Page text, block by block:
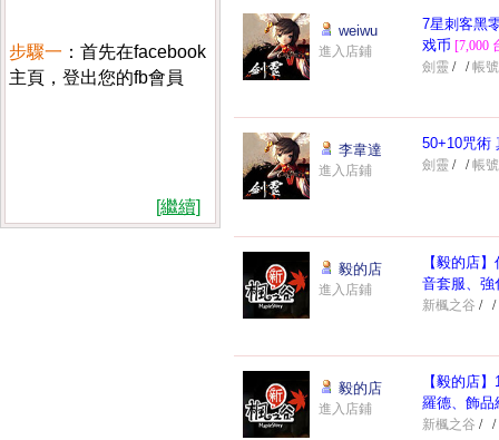
步驟一 ：首先在facebook
主頁，登出您的fb會員
：打開米蘭之都網
[繼續]
weiwu
進入店鋪
7星刺客黑
戏币 [7,000
劍靈 / /帳號
李韋達
進入店鋪
50+10咒術
劍靈 / /帳號
毅的店
進入店鋪
【毅的店
音套服、強
新楓之谷 / /
毅的店
進入店鋪
【毅的店
羅德、飾品
新楓之谷 / /